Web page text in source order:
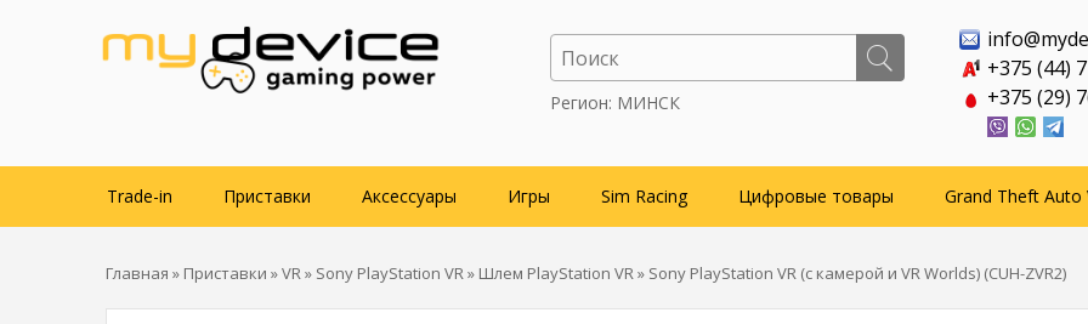
Регион: МИНСК
+375 (44)
+375 (29)
Trade-in Приставки Аксессуары Игры Sim Racing Цифровые товары Grand Theft Auto
Главная » Приставки »VR» Sony PlayStation VR» Шлем PlayStation VR» Sony PlayStation VR (с камерой и VR Worlds) (CUH-ZVR2)